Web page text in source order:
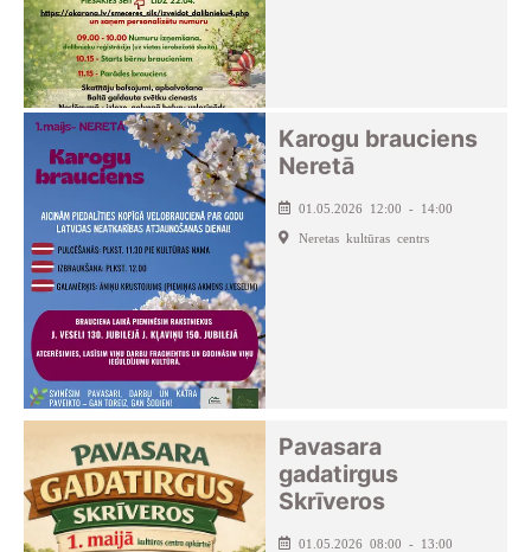
Karogu brauciens
Neretā
01.05.2026 12:00 - 14:00
Neretas kultūras centrs
Pavasara
gadatirgus
Skrīveros
01.05.2026 08:00 - 13:00